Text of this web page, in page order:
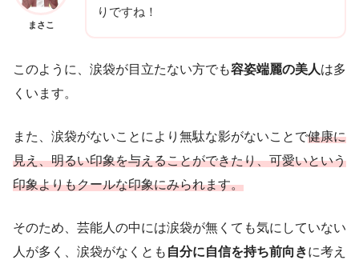
まさこ
りですね！
このように、涙袋が目立たない方でも容姿端麗の美人は多
くいます。
また、涙袋がないことにより無駄な影がないことで健康に
見え、明るい印象を与えることができたり、可愛いという
印象よりもクールな印象にみられます。
そのため、芸能人の中には涙袋が無くても気にしていない
人が多く、涙袋がなくとも 自分に自信を持ち前向きに考え